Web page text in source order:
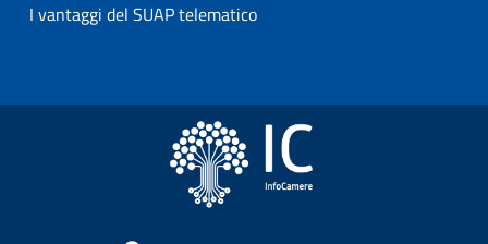
I vantaggi del SUAP telematico